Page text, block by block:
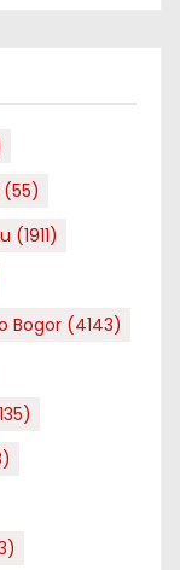
(55)
(1911)
Bogor (4143)